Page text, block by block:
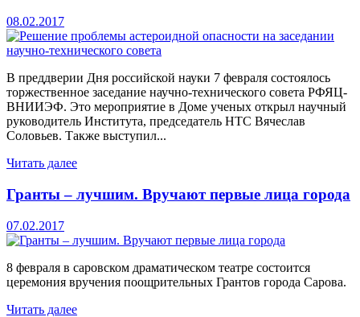
08.02.2017
В преддверии Дня российской науки 7 февраля состоялось
торжественное заседание научно-технического совета РФЯЦ-
ВНИИЭФ. Это мероприятие в Доме ученых открыл научный
руководитель Института, председатель НТС Вячеслав
Соловьев. Также выступил...
Читать далее
Гранты – лучшим. Вручают первые лица города
07.02.2017
8 февраля в саровском драматическом театре состоится
церемония вручения поощрительных Грантов города Сарова.
Читать далее